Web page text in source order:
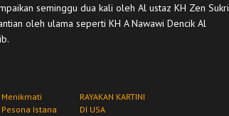
seminggu dua kali oleh Al ustaz KH Zen Sukri
oleh ulama seperti KH A Nawawi Dencik Al
Menikmati
Pesona Istana
RAYAKAN KARTINI
DI USA